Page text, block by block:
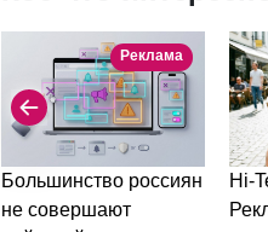
Реклама
Большинство россиян
не совершают
Hi-